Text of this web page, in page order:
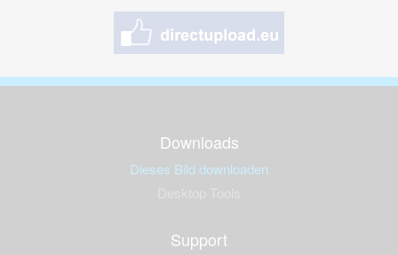
Downloads
Dieses Bild downloaden
Support